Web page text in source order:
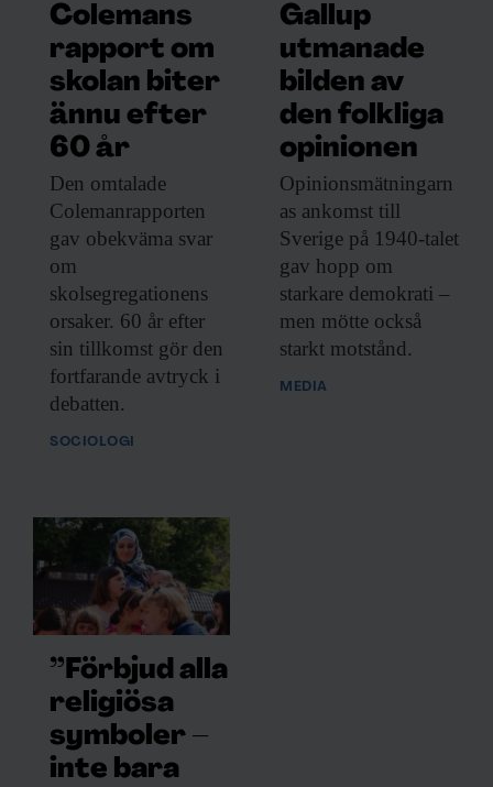
Colemans
rapport om
skolan biter
ännu efter
60 år
Den omtalade
Colemanrapporten
gav obekväma svar
om
skolsegregationens
orsaker. 60 år efter
sin tillkomst gör den
fortfarande avtryck i
debatten.
SOCIOLOGI
Gallup
utmanade
bilden av
den folkliga
opinionen
Opinionsmätningarn
as ankomst till
Sverige på 1940-talet
gav hopp om
starkare demokrati –
men mötte också
starkt motstånd.
MEDIA
”Förbjud alla
religiösa
symboler –
inte bara